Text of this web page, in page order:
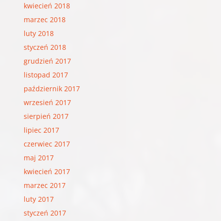
kwiecień 2018
marzec 2018
luty 2018
styczeń 2018
grudzień 2017
listopad 2017
październik 2017
wrzesień 2017
sierpień 2017
lipiec 2017
czerwiec 2017
maj 2017
kwiecień 2017
marzec 2017
luty 2017
styczeń 2017